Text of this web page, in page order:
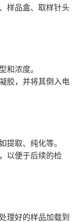
样品盒、取样针头
和浓度。
胶，并将其倒入电
提取、纯化等。
以便于后续的检
理好的样品加载到